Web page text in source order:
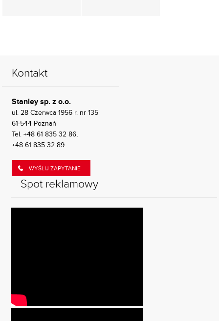
Kontakt
Stanley sp. z o.o.
ul. 28 Czerwca 1956 r. nr 135
61-544 Poznań
Tel.+48 61 835 32 86,
+48 61 835 32 89
WYŚLIJ ZAPYTANIE
Spot reklamowy